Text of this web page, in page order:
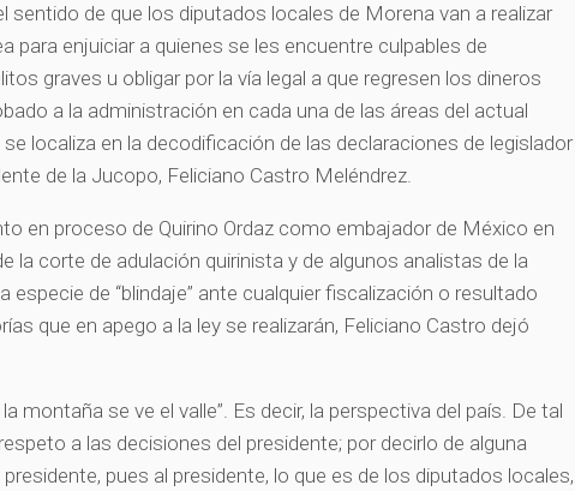
sentido de que los diputados locales de Morena van a realizar
para enjuiciar a quienes se les encuentre culpables de
graves u obligar por la vía legal a que regresen los dineros
a la administración en cada una de las áreas del actual
localiza en la decodificación de las declaraciones de legislador
de la Jucopo, Feliciano Castro Meléndrez.
en proceso de Quirino Ordaz como embajador de México en
la corte de adulación quirinista y de algunos analistas de la
especie de “blindaje” ante cualquier fiscalización o resultado
que en apego a la ley se realizarán, Feliciano Castro dejó
montaña se ve el valle”. Es decir, la perspectiva del país. De tal
a las decisiones del presidente; por decirlo de alguna
pues al presidente, lo que es de los diputados locales,